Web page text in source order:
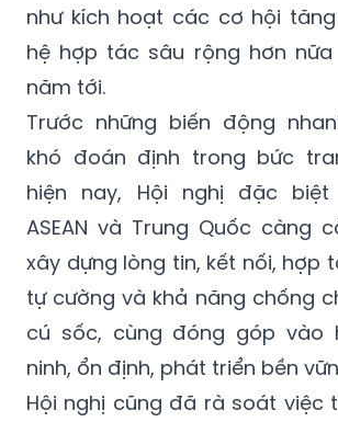
như kích hoạt các cơ hội
hệ hợp tác sâu rộng hơn
năm tới.
Trước những biến động
khó đoán định trong bức
hiện nay, Hội nghị đặc biệt
ASEAN và Trung Quốc càng
xây dựng lòng tin, kết nối, hợp
tự cường và khả năng chống
cú sốc, cùng đóng góp vào
ninh, ổn định, phát triển bền
Hội nghị cũng đã rà soát việc